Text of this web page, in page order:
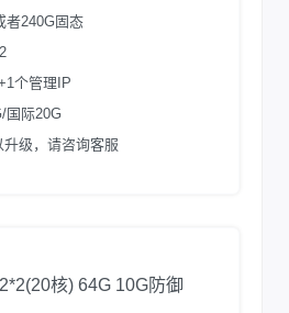
者240G固态
个管理IP
国际20G
升级，请咨询客服
核) 64G 10G防御